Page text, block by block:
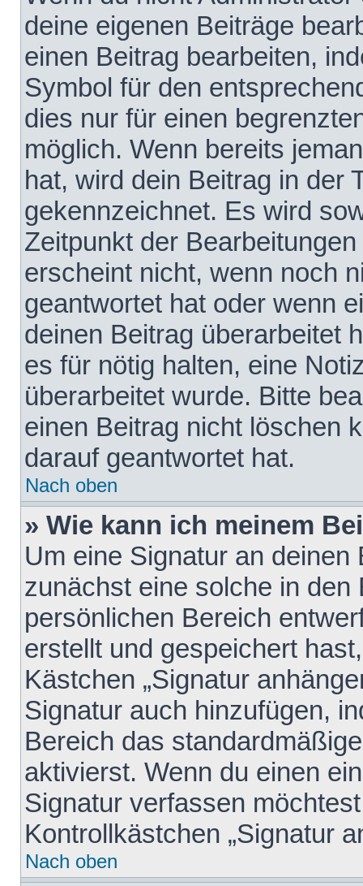
deine eigenen Beiträge
einen Beitrag bearbeiten,
Symbol für den
dies nur für einen
möglich. Wenn bereits
hat, wird dein Beitrag in der
gekennzeichnet. Es wird
Zeitpunkt der
erscheint nicht, wenn noch
geantwortet hat oder wenn
deinen Beitrag überarbeitet
es für nötig halten, eine
überarbeitet wurde. Bitte
einen Beitrag nicht löschen
darauf geantwortet hat.
Nach oben
» Wie kann ich meinem
Um eine Signatur an
zunächst eine solche in den
persönlichen Bereich
erstellt und gespeichert
Kästchen „Signatur
Signatur auch hinzufügen,
Bereich das
aktivierst. Wenn du einen
Signatur verfassen
Kontrollkästchen „Signatur
Nach oben